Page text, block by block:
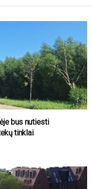
bus nutiesti
tinklai